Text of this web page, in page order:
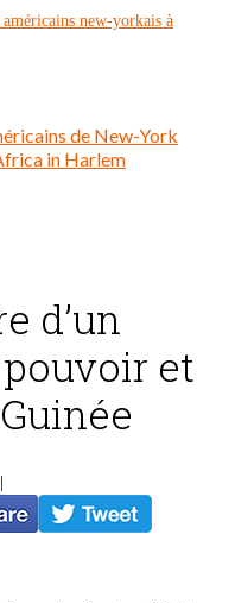
de New-York
in Harlem
d’un
et